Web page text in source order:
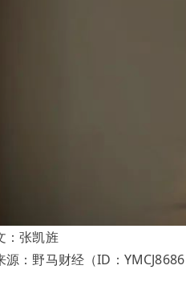
：张凯旌
源： 野马财经（ID： YMCJ8686